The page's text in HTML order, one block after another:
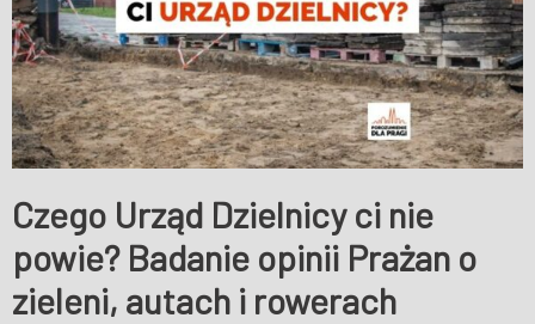
Czego Urząd Dzielnicy ci nie
powie? Badanie opinii Prażan o
zieleni, autach i rowerach